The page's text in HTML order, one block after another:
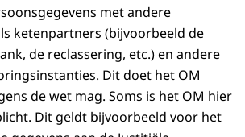
met andere
ketenpartners (bijvoorbeeld de
de reclassering, etc.) en andere
Dit doet het OM
de wet mag. Soms is het OM hier
Dit geldt bijvoorbeeld voor het